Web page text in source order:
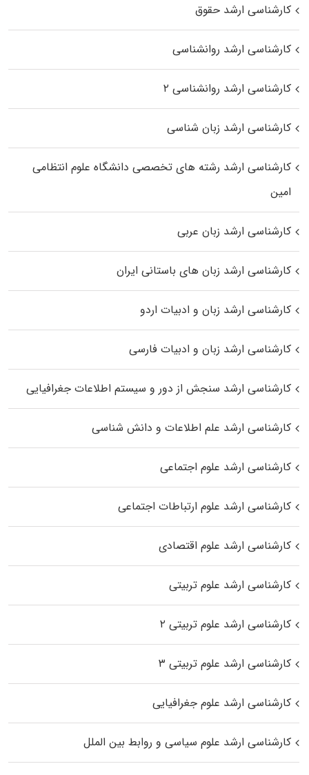
کارشناسی ارشد حقوق
کارشناسی ارشد روانشناسی
کارشناسی ارشد روانشناسی ۲
کارشناسی ارشد زبان شناسی
کارشناسی ارشد رﺷﺘﻪ ﻫﺎی تخصصی داﻧﺸﮕﺎه ﻋﻠﻮم انتظامی
اﻣﻴﻦ
کارشناسی ارشد زبان عربی
کارشناسی ارشد زبان‌ های باستانی ایران
کارشناسی ارشد زبان و ادبیات اردو
کارشناسی ارشد زبان و ادبیات فارسی
کارشناسی ارشد سنجش از دور و سیستم اطلاعات جغرافیایی
کارشناسی ارشد علم اطلاعات و دانش شناسی
کارشناسی ارشد علوم اجتماعی
کارشناسی ارشد علوم ارتباطات اجتماعی
کارشناسی ارشد علوم اقتصادی
کارشناسی ارشد علوم تربیتی
کارشناسی ارشد علوم تربیتی ۲
کارشناسی ارشد علوم تربیتی ۳
کارشناسی ارشد علوم جغرافیایی
کارشناسی ارشد علوم سیاسی و روابط بین الملل